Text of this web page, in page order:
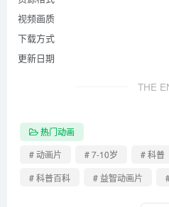
第44集 地球一小时
第45集 春节
第46集 动物日
第49集 复活节
第50集 感恩节
视频画质
下载方式
更新日期
THE
热门动画
# 动画片
# 7-10岁 # 科普
# 科普百科
# 益智动画片